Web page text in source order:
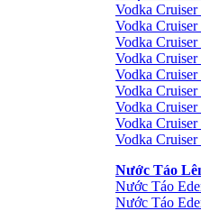
Vodka
Vodka Cruiser
Vodka
Vodka Cruiser
Vodka
Vodka
Vodka Cruiser
Vodka Cruiser
Vodka Cruiser
Nước Táo
Nước Táo
Nước Táo